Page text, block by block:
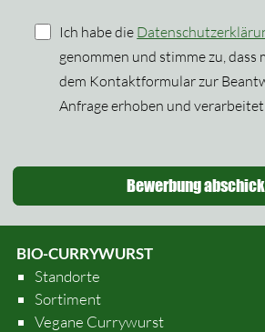
Ich habe die
genommen und stimme zu, dass
dem Kontaktformular zur
Anfrage erhoben und
BIO-CURRYWURST
Standorte
Sortiment
Vegane Currywurst